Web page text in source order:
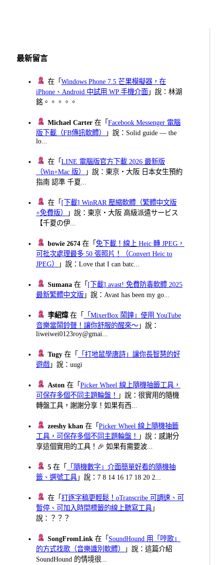
最新留言
在「Windows Phone 7.5 芒果模擬器，在
iPhone、Android 中試用 WP 手機介面 」說：林湖
銘。。。。。
Michael Carter 在「Facebook Messenger 電腦
版下載（FB傳訊軟體）
」說：Solid guide — the
lo...
在「LINE 電腦版官方下載 2026 最新版
（Win+Mac 版）
」說：東京・大阪 日本女生預約
指南 認準 千夏...
在「 [下載] WinRAR 壓縮軟體（繁體中文版
+免費版）
」說：東京・大阪 高級派遣サービス
【千夏の伊...
bowie 2674 在「免下載！線上 Heic 轉 JPEG，
可批次處理最多 50 張照片！（Convert Heic to
JPEG）
」說：Love that I can batc...
Sumana 在「 [下載] avast! 免費防毒軟體 2025
最新繁體中文版 」說：Avast has been my go...
李紹煒在「
「MixerBox 鬧鐘」使用 YouTube
音樂當鬧鈴聲！讓你舒服的醒來～ 」說：
liweiwei0123roy@gmai...
Tugy 在「
「打地鼠學唐詩」讓你長智慧的好
遊戲 」說：uugi
Aston 在「Picker Wheel 線上隨機抽籤工具，
可保存多個不同主題輪盤！
」說：很實用的隨機
轉盤工具，謝謝分享！如果有西...
zeeshy khan 在「Picker Wheel 線上隨機抽籤
工具，可保存多個不同主題輪盤！
」說：感謝分
享這個實用的工具！🎉 如果有需要波...
5 在「
「隨機數字」介面簡單好看的隨機抽
籤、選號工具 」說：7 8 14 16 17 18 20 2...
在「打逐字稿更輕鬆！oTranscribe 可調速、可
暫停、可加入時間標籤的線上聽寫工具 」
說：？？？
SongFromLink 在「 SoundHound 用「哼歌」
的方式找歌（音樂識別軟體）
」說：這篇介紹
SoundHound 的情境很...